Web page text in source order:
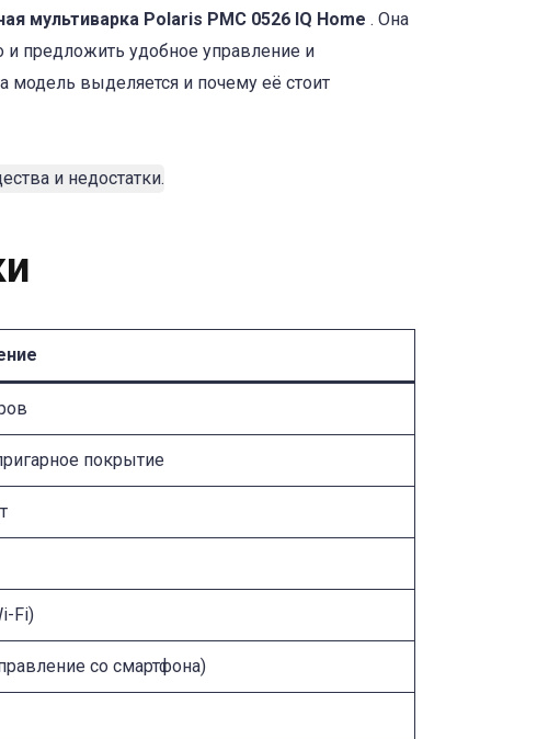
мультиварка Polaris PMC 0526 IQ Home . Она
и предложить удобное управление и
выделяется и почему её стоит
покрытие
Fi)
со смартфона)